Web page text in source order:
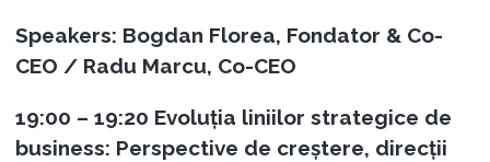
Speakers: Bogdan Florea, Fondator & Co-
CEO / Radu Marcu, Co-CEO
19:00 – 19:20 Evoluția liniilor strategice de
business: Perspective de creștere, direcții